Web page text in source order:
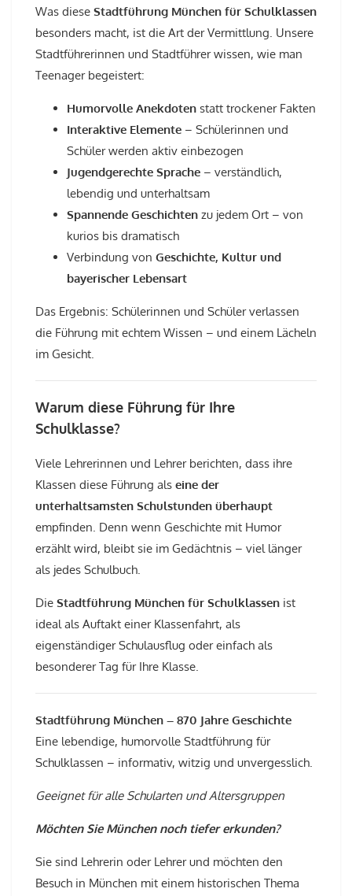
Was diese Stadtführung München für Schulklassen
besonders macht, ist die Art der Vermittlung. Unsere
Stadtführerinnen und Stadtführer wissen, wie man
Teenager begeistert:
Humorvolle Anekdoten statt trockener Fakten
Interaktive Elemente – Schülerinnen und
Schüler werden aktiv einbezogen
Jugendgerechte Sprache – verständlich,
lebendig und unterhaltsam
Spannende Geschichten zu jedem Ort – von
kurios bis dramatisch
Verbindung von Geschichte, Kultur und
bayerischer Lebensart
Das Ergebnis: Schülerinnen und Schüler verlassen
die Führung mit echtem Wissen – und einem Lächeln
im Gesicht.
Warum diese Führung für Ihre
Schulklasse?
Viele Lehrerinnen und Lehrer berichten, dass ihre
Klassen diese Führung als eine der
unterhaltsamsten Schulstunden überhaupt
empfinden. Denn wenn Geschichte mit Humor
erzählt wird, bleibt sie im Gedächtnis – viel länger
als jedes Schulbuch.
Die Stadtführung München für Schulklassen ist
ideal als Auftakt einer Klassenfahrt, als
eigenständiger Schulausflug oder einfach als
besonderer Tag für Ihre Klasse.
Stadtführung München – 870 Jahre Geschichte
Eine lebendige, humorvolle Stadtführung für
Schulklassen – informativ, witzig und unvergesslich.
Geeignet für alle Schularten und Altersgruppen
Möchten Sie München noch tiefer erkunden?
Sie sind Lehrerin oder Lehrer und möchten den
Besuch in München mit einem historischen Thema